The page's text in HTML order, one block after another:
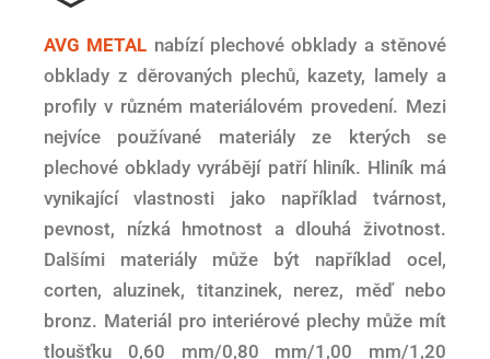
AVG METAL nabízí plechové obklady a stěnové
obklady z děrovaných plechů, kazety, lamely a
profily v různém materiálovém provedení. Mezi
nejvíce používané materiály ze kterých se
plechové obklady vyrábějí patří hliník. Hliník má
vynikající vlastnosti jako například tvárnost,
pevnost, nízká hmotnost a dlouhá životnost.
Dalšími materiály může být například ocel,
corten, aluzinek, titanzinek, nerez, měď nebo
bronz. Materiál pro interiérové ​​plechy může mít
tloušťku 0,60 mm/0,80 mm/1,00 mm/1,20